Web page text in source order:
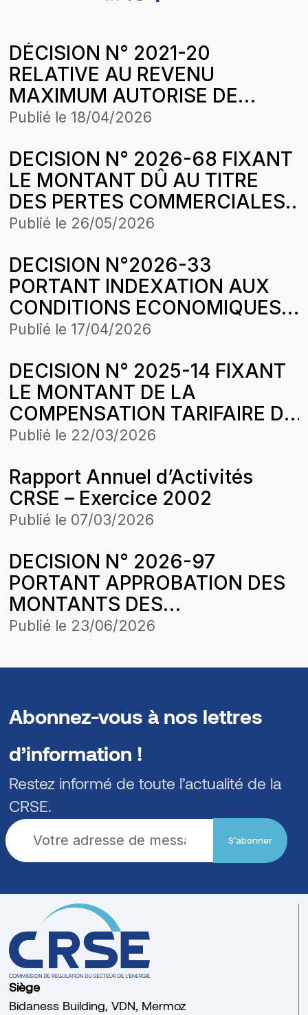
DÉCISION N° 2021-20
RELATIVE AU REVENU
MAXIMUM AUTORISE DE
SENELEC EN 2021 AUX
DU IER AVRIL
Publié le 18/04/2026
DECISION N° 2026-68 FIXANT
LE MONTANT DÛ AU TITRE
DES PERTES COMMERCIALES
SUBIES PAR LA SOCIETE ORYX
D’APPLICATION DE LA
STRUCTURE DES PRIX DU 19
AOUT 2023
Publié le 26/05/2026
DECISION N°2026-33
PORTANT INDEXATION AUX
CONDITIONS ECONOMIQUES
DU 1er JANVIER 2026 DES
D’ENERGIE ELECTRIQUE
APPLICABLES PAR COMASEL
SA DANS LA CONCESSION
LOUGA-LINGUERE-KEBEMER
Publié le 17/04/2026
DECISION N° 2025-14 FIXANT
LE MONTANT DE LA
COMPENSATION TARIFAIRE DU
MOIS DE MARS 2024 DE
(ERA) DANS LE CADRE DE
L’HARMONISATION DES
TARIFS
Publié le 22/03/2026
Rapport Annuel d’Activités
CRSE – Exercice 2002
Publié le 07/03/2026
DECISION N° 2026-97
PORTANT APPROBATION DES
MONTANTS DES
DIFFERENTIELS DE
PRODUITS PETROLIERS
Publié le 23/06/2026
Abonnez-vous à nos lettres
d’information !
Restez informé de toute l’actualité de la
CRSE.
S’abonner
Siège
Bidaness Building, VDN, Mermoz